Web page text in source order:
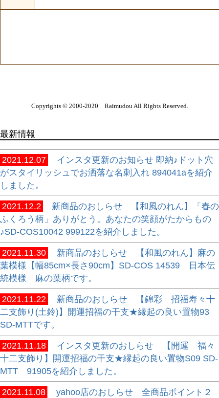
Copyrights © 2000-2020 Raimudou All Rights Reserved.
最新情報
2021.12.07
インスタ更新のお知らせ 即納♪ドット穴
がスタイリッシュでお洒落な名刺入れ 894041aを紹介
しました。
2021.12.2
新商品のおしらせ 【和風のれん】「春の
ふくろう柄」ありがとう。あなたの笑顔がたからもの
♪SD-COS10042 999122を紹介しました。
2021.11.30
新商品のおしらせ 【和風のれん】麻の
葉模様【幅85cm×長さ90cm】SD-COS 14539 日本伝
統模様 麻の葉柄です。
2021.11.22
新商品のおしらせ 【錦彩 招福寿々十
二支飾り(土鈴)】開運招福の干支★縁起の良い置物93
SD-MTTです。
2021.11.18
インスタ更新のおしらせ 【開運 福々
十二支飾り】開運招福の干支★縁起の良い置物S09 SD-
MTT 91905を紹介しました。
2021.11.08
yahoo店のおしらせ 全商品ポイント２